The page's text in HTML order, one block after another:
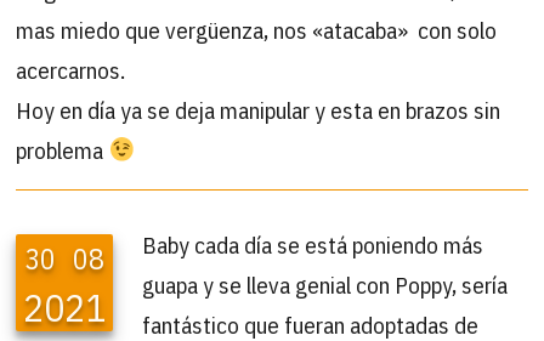
mas miedo que vergüenza, nos «atacaba» con solo
acercarnos.
Hoy en día ya se deja manipular y esta en brazos sin
problema
30 08
2021
Baby cada día se está poniendo más
guapa y se lleva genial con Poppy, sería
fantástico que fueran adoptadas de